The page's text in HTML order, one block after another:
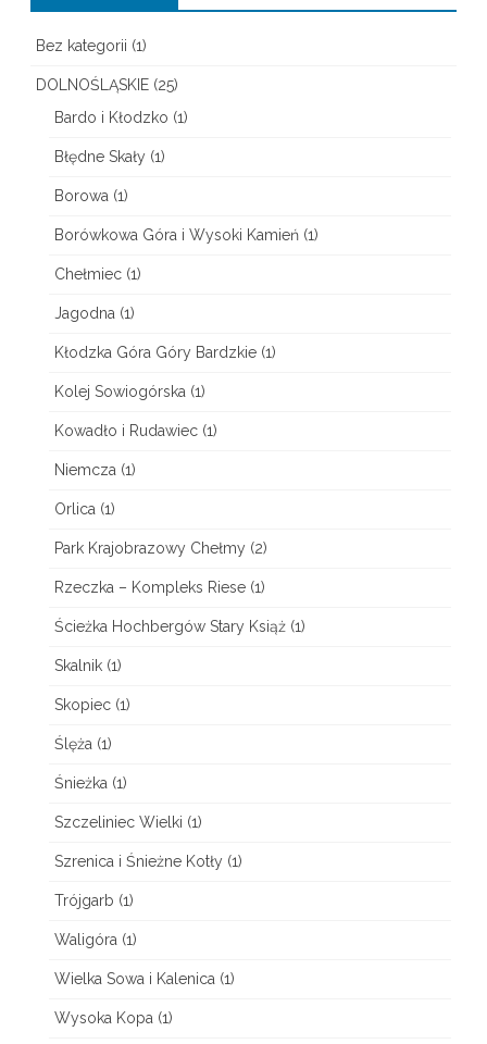
Bez kategorii (1)
DOLNOŚLĄSKIE (25)
Bardo i Kłodzko (1)
Błędne Skały (1)
Borowa (1)
Borówkowa Góra i Wysoki Kamień (1)
Chełmiec (1)
Jagodna (1)
Kłodzka Góra Góry Bardzkie (1)
Kolej Sowiogórska (1)
Kowadło i Rudawiec (1)
Niemcza (1)
Orlica (1)
Park Krajobrazowy Chełmy (2)
Rzeczka – Kompleks Riese (1)
Ścieżka Hochbergów Stary Książ (1)
Skalnik (1)
Skopiec (1)
Ślęża (1)
Śnieżka (1)
Szczeliniec Wielki (1)
Szrenica i Śnieżne Kotły (1)
Trójgarb (1)
Waligóra (1)
Wielka Sowa i Kalenica (1)
Wysoka Kopa (1)